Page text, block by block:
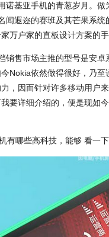
诺基亚手机的青葱岁月。
闻遐迩的赛班及其芒果系
万户家的直板设计方案的
销售市场主推的型号是安
Nokia依然做得很好，乃
，因而针对许多移动用户
要详细介绍的，便是现如
有哪些高科技，能够 看一